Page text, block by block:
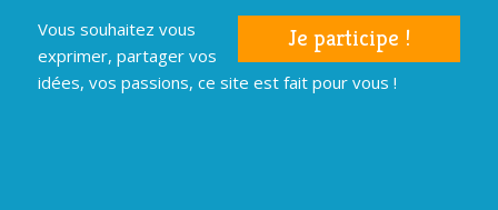
Je participe !
Vous souhaitez vous
exprimer, partager vos
idées, vos passions, ce site est fait pour vous !